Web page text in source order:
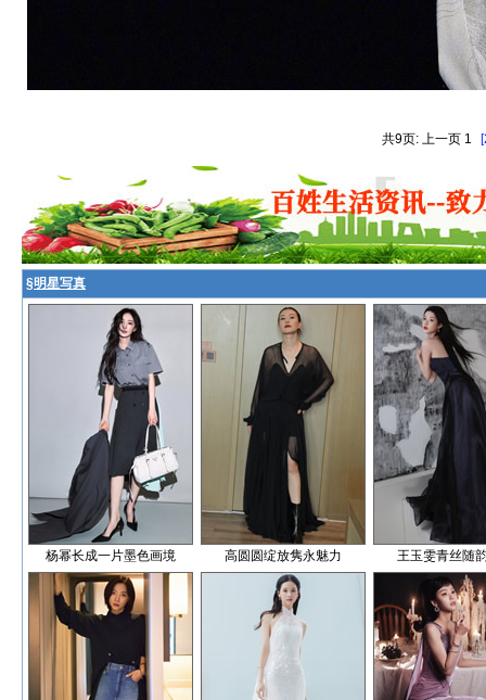
共9页: 上一页 1
§明星写真
杨幂长成一片墨色画境 高圆圆绽放隽永魅力 王玉雯青丝随